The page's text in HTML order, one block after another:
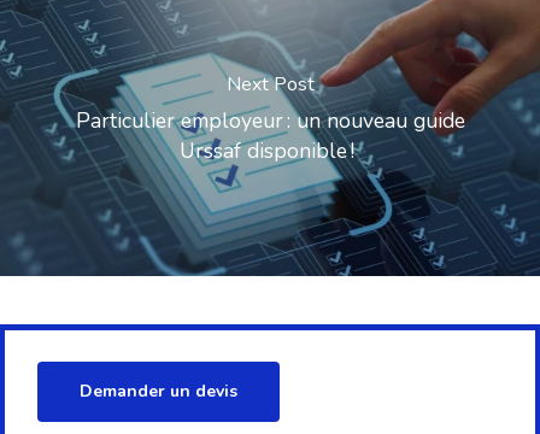
Next Post
Particulier employeur : un nouveau guide
Urssaf disponible !
Demander un devis